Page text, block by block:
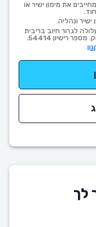
את מימון ישיר או
ונהליה.
לגרור חיוב בריבית
רישיון 54414.
לך